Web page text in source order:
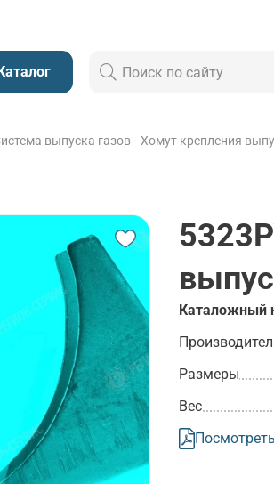
выпуска газов—Хомут крепления
Каталожный
Размеры
Вес